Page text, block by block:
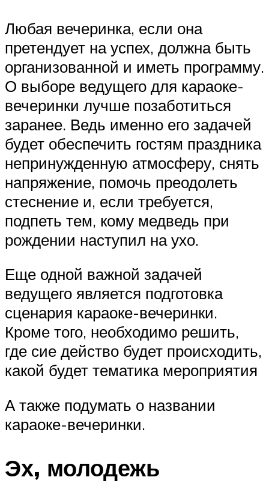
Любая вечеринка, если она
претендует на успех, должна быть
организованной и иметь программу.
О выборе ведущего для караоке-
вечеринки лучше позаботиться
заранее. Ведь именно его задачей
будет обеспечить гостям праздника
непринужденную атмосферу, снять
напряжение, помочь преодолеть
стеснение и, если требуется,
подпеть тем, кому медведь при
рождении наступил на ухо.
Еще одной важной задачей
ведущего является подготовка
сценария караоке-вечеринки.
Кроме того, необходимо решить,
где сие действо будет происходить,
какой будет тематика мероприятия
А также подумать о названии
караоке-вечеринки.
Эх, молодежь